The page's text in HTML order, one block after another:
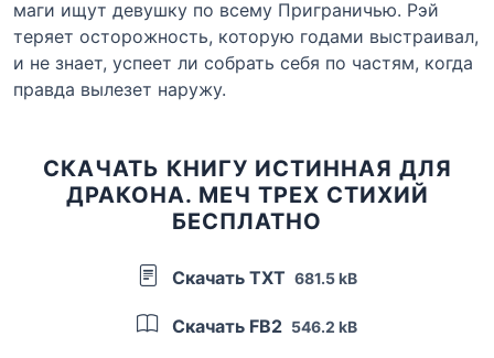
маги ищут девушку по всему Приграничью. Рэй
теряет осторожность, которую годами выстраивал,
и не знает, успеет ли собрать себя по частям, когда
правда вылезет наружу.
СКАЧАТЬ КНИГУ ИСТИННАЯ ДЛЯ
ДРАКОНА. МЕЧ ТРЕХ СТИХИЙ
БЕСПЛАТНО
Скачать TXT 681.5 kB
Скачать FB2 546.2 kB